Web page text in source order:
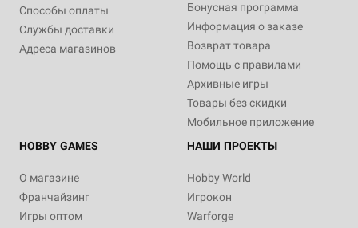
Способы оплаты
Службы доставки
Адреса магазинов
Бонусная программа
Информация о заказе
Возврат товара
Помощь с правилами
Архивные игры
Товары без скидки
Мобильное приложение
HOBBY GAMES
О магазине
Франчайзинг
Игры оптом
НАШИ ПРОЕКТЫ
Hobby World
Игрокон
Warforge